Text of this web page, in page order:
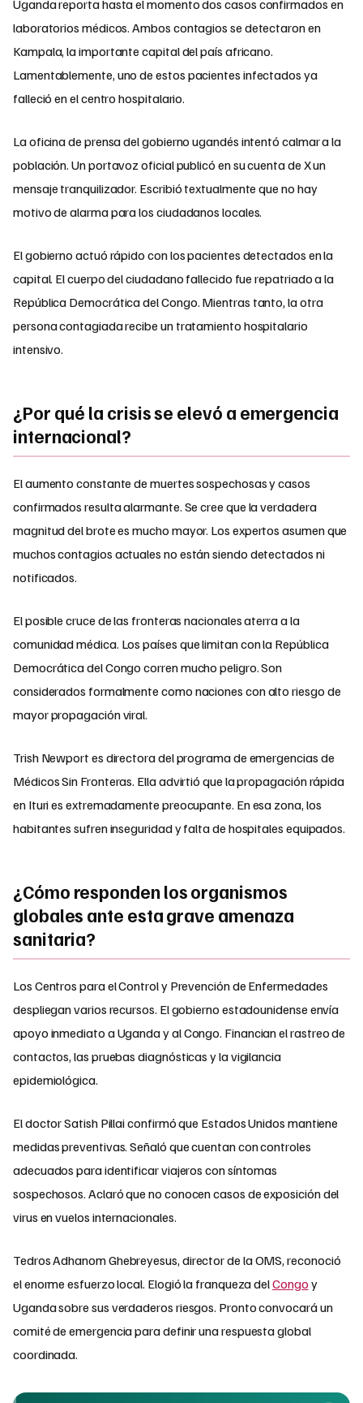
Uganda reporta hasta el momento dos casos confirmados en
laboratorios médicos. Ambos contagios se detectaron en
Kampala, la importante capital del país africano.
Lamentablemente, uno de estos pacientes infectados ya
falleció en el centro hospitalario.
La oficina de prensa del gobierno ugandés intentó calmar a la
población. Un portavoz oficial publicó en su cuenta de X un
mensaje tranquilizador. Escribió textualmente que no hay
motivo de alarma para los ciudadanos locales.
El gobierno actuó rápido con los pacientes detectados en la
capital. El cuerpo del ciudadano fallecido fue repatriado a la
República Democrática del Congo. Mientras tanto, la otra
persona contagiada recibe un tratamiento hospitalario
intensivo.
¿Por qué la crisis se elevó a emergencia
internacional?
El aumento constante de muertes sospechosas y casos
confirmados resulta alarmante. Se cree que la verdadera
magnitud del brote es mucho mayor. Los expertos asumen que
muchos contagios actuales no están siendo detectados ni
notificados.
El posible cruce de las fronteras nacionales aterra a la
comunidad médica. Los países que limitan con la República
Democrática del Congo corren mucho peligro. Son
considerados formalmente como naciones con alto riesgo de
mayor propagación viral.
Trish Newport es directora del programa de emergencias de
Médicos Sin Fronteras. Ella advirtió que la propagación rápida
en Ituri es extremadamente preocupante. En esa zona, los
habitantes sufren inseguridad y falta de hospitales equipados.
¿Cómo responden los organismos
globales ante esta grave amenaza
sanitaria?
Los Centros para el Control y Prevención de Enfermedades
despliegan varios recursos. El gobierno estadounidense envía
apoyo inmediato a Uganda y al Congo. Financian el rastreo de
contactos, las pruebas diagnósticas y la vigilancia
epidemiológica.
El doctor Satish Pillai confirmó que Estados Unidos mantiene
medidas preventivas. Señaló que cuentan con controles
adecuados para identificar viajeros con síntomas
sospechosos. Aclaró que no conocen casos de exposición del
virus en vuelos internacionales.
Tedros Adhanom Ghebreyesus, director de la OMS, reconoció
el enorme esfuerzo local. Elogió la franqueza delCongo y
Uganda sobre sus verdaderos riesgos. Pronto convocará un
comité de emergencia para definir una respuesta global
coordinada.